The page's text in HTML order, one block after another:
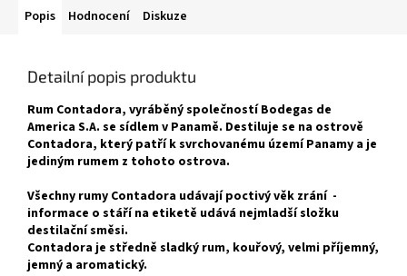
Popis Hodnocení Diskuze
Detailní popis produktu
Rum Contadora, vyráběný společností Bodegas de
America S.A. se sídlem v Panamě. Destiluje se na ostrově
Contadora, který patří k svrchovanému území Panamy a je
jediným rumem z tohoto ostrova.
Všechny rumy Contadora udávají poctivý věk zrání -
informace o stáří na etiketě udává nejmladší složku
destilační směsi.
Contadora je středně sladký rum, kouřový, velmi příjemný,
jemný a aromatický.